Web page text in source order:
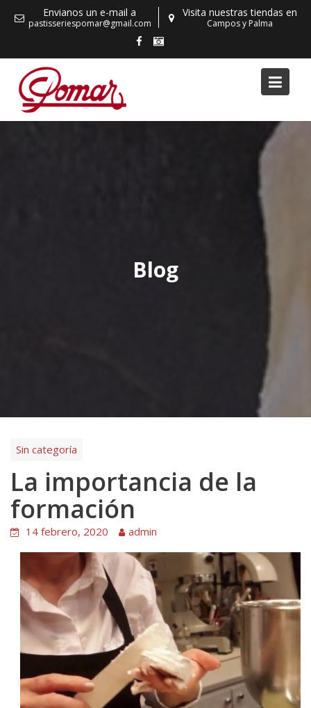
Envianos un e-mail a
pastisseriespomar@gmail.com
Visita nuestras tiendas en
Campos y Palma
Blog
Sin categoría
La importancia de la
formación
14 febrero, 2020 admin